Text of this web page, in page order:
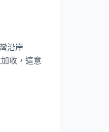
沿岸
收，這意